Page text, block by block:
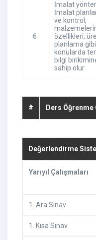
6
İmalat
İmalat
ve kontrol,
özellikleri,
planlama gibi
konularda
bilgi
sahip olur.
# Ders Öğrenme
Değerlendirme
Yarıyıl Çalışmaları
1 . Ara Sınav
1 . Kısa Sınav